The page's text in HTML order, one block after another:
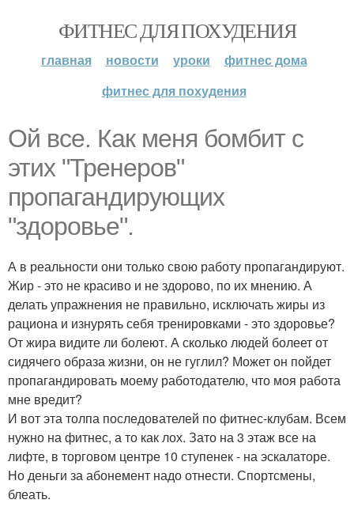
ФИТНЕС ДЛЯ ПОХУДЕНИЯ
главная новости уроки
фитнес дома
фитнес для похудения
Ой все. Как меня бомбит с
этих "Тренеров"
пропагандирующих
"здоровье".
А в реальности они только свою работу пропагандируют.
Жир - это не красиво и не здорово, по их мнению. А
делать упражнения не правильно, исключать жиры из
рациона и изнурять себя тренировками - это здоровье?
От жира видите ли болеют. А сколько людей болеет от
сидячего образа жизни, он не гуглил? Может он пойдет
пропагандировать моему работодателю, что моя работа
мне вредит?
И вот эта толпа последователей по фитнес-клубам. Всем
нужно на фитнес, а то как лох. Зато на 3 этаж все на
лифте, в торговом центре 10 ступенек - на эскалаторе.
Но деньги за абонемент надо отнести. Спортсмены,
блеать.